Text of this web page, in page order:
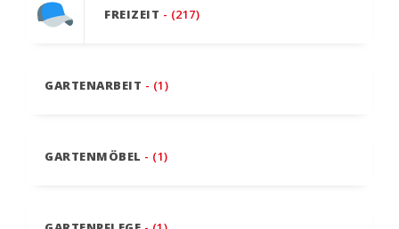
FREIZEIT - (217)
GARTENARBEIT - (1)
GARTENMÖBEL - (1)